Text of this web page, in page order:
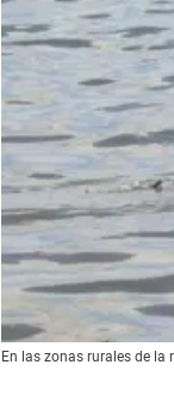
En las zonas rurales de